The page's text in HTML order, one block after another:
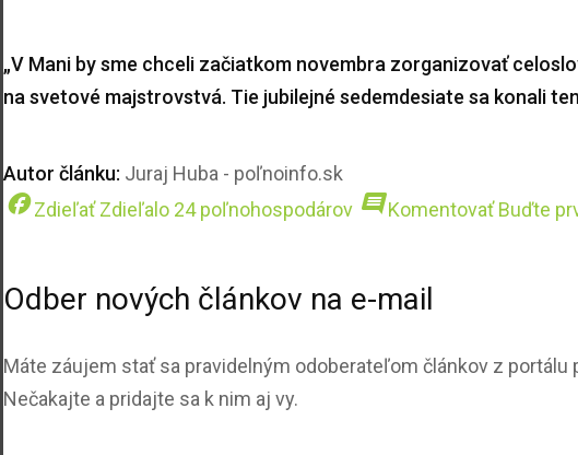
„V Mani by sme chceli začiatkom novembra zorganizovať
na svetové majstrovstvá. Tie jubilejné sedemdesiate sa konali
Autor článku: Juraj Huba - poľnoinfo.sk
facebookZdieľaťZdieľalo 24 poľnohospodárov commentKomentovaťBuďte
Odber nových článkov na e-mail
Máte záujem stať sa pravidelným odoberateľom článkov z
Nečakajte a pridajte sa k nim aj vy.